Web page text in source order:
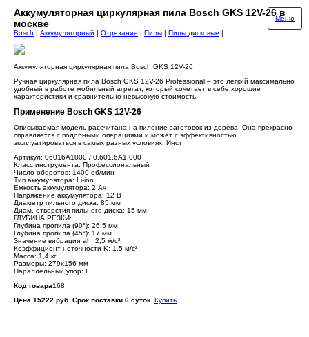
Аккумуляторная циркулярная пила Bosch GKS 12V-26 в
москве
Меню
Bosch | Аккумуляторный | Отрезание | Пилы | Пилы дисковые |
Аккумуляторная циркулярная пила Bosch GKS 12V-26
Ручная циркулярная пила Bosch GKS 12V-26 Professional – это легкий максимально
удобный в работе мобильный агрегат, который сочетает в себе хорошие
характеристики и сравнительно невысокую стоимость.
Применение Bosch GKS 12V-26
Описываемая модель рассчитана на пиление заготовок из дерева. Она прекрасно
справляется с подобными операциями и может с эффективностью
эксплуатироваться в самых разных условиях. Инст
Артикул: 06016A1000 / 0.601.6A1.000
Класс инструмента: Профессиональный
Число оборотов: 1400 об/мин
Тип аккумулятора: Li-ion
Емкость аккумулятора: 2 Ач
Напряжение аккумулятора: 12 В
Диаметр пильного диска: 85 мм
Диам. отверстия пильного диска: 15 мм
ГЛУБИНА РЕЗКИ:
Глубина пропила (90°): 26,5 мм
Глубина пропила (45°): 17 мм
Значение вибрации ah: 2,5 м/с²
Коэффициент неточности K: 1,5 м/с²
Масса: 1,4 кг
Размеры: 279х156 мм
Параллельный упор: Е
Код товара168
Цена 15222 руб. Срок поставки 6 суток. Купить